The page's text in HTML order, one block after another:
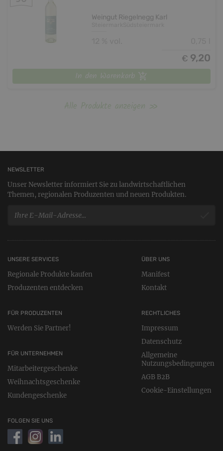
Weingut Riegelnegg Karl
€ 9,20
In den Warenkorb
Alle Produkte anzeigen
NEWSLETTER
Unser Newsletter informiert Sie zu landwirtschaftlichen
Themen, regionalen Produzenten und neuen Produkten.
UNSERE SERVICES
Regionale Produkte kaufen
Produzenten entdecken
FÜR PRODUZENTEN
Werden Sie Partner!
FÜR UNTERNEHMEN
Mitarbeitergeschenke
Weihnachtsgeschenke
Kundengeschenke
RECHTLICHES
Impressum
Datenschutz
Allgemeine
Nutzungsbedingungen
AGB B2B
Cookie-Einstellungen
ÜBER UNS
Manifest
Kontakt
FOLGEN SIE UNS